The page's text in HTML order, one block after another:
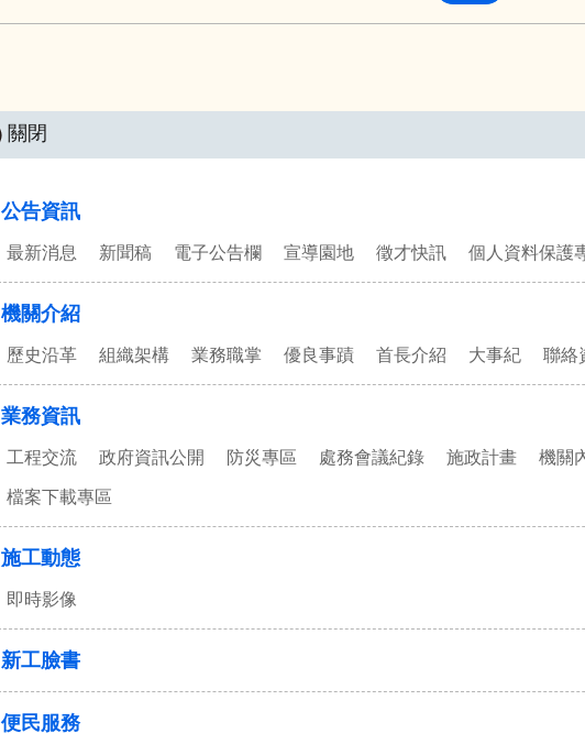
關閉
公告資訊
最新消息 新聞稿 電子公告欄 宣導園地 徵才快訊 個人資料保護
機關介紹
歷史沿革 組織架構 業務職掌 優良事蹟 首長介紹 大事紀 聯絡
業務資訊
工程交流 政府資訊公開 防災專區 處務會議紀錄 施政計畫 機關
檔案下載專區
施工動態
即時影像
新工臉書
便民服務